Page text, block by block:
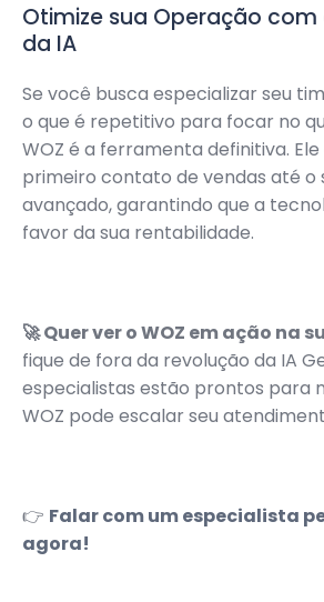
Otimize sua Operação com
da IA
Se você busca especializar seu
o que é repetitivo para focar no
WOZ é a ferramenta definitiva.
primeiro contato de vendas até o
avançado, garantindo que a
favor da sua rentabilidade.
🚀 Quer ver o WOZ em ação na
fique de fora da revolução da IA
especialistas estão prontos para
WOZ pode escalar seu
👉 Falar com um especialista
agora!